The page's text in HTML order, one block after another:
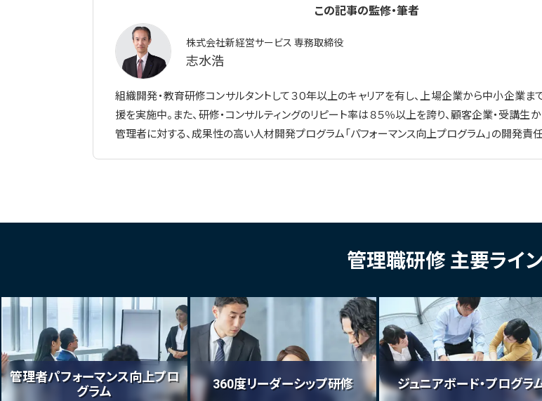
この記事の監修・筆者
株式会社新経営サービス 専務取締役
志水浩
組織開発・教育研修コンサルタントして３０年以上のキャリアを有し、上場企業から中小企業
援を実施中。また、研修・コンサルティングのリピート率は８５％以上を誇り、顧客企業・受講生
管理者に対する、成果性の高い人材開発プログラム「パフォーマンス向上プログラム」の開発責任
管理職研修 主要ライ
管理者パフォーマンス向上プロ
グラム
360度リーダーシップ研修 ジュニアボード・プログラ